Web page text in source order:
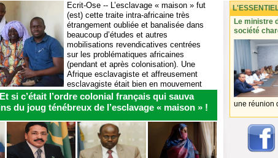
Ecrit-Ose -- L’esclavage « maison » fut
(est) cette traite intra-africaine très
étrangement oubliée et banalisée dans
beaucoup d’études et autres
mobilisations revendicatives centrées
sur les problématiques africaines
(pendant et après colonisation). Une
Afrique esclavagiste et affreusement
esclavagiste était bien en mouvement
au cœur du continent...
si c’était l’ordre colonial français qui sauva
du joug ténébreux de l’esclavage « maison » !
Banque centrale : le taux de chômage en Mauritanie a
atteint 13 % et l’emploi a reculé l’année dernière
SAHARA MEDIAS - Le rapport
annuel de la Banque centrale
mauritanienne pour l’année
2025 a révélé une hausse du
taux de chômage en Mauritanie
désormais à 13,12 % au cours
du quatrième trimestre de
l’année, contre...
Le ministre
société
une réunion